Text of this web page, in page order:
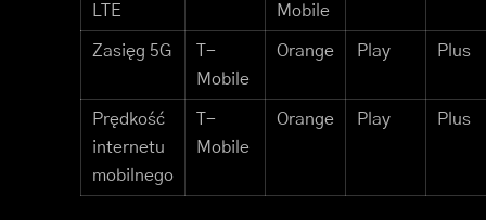
LTE
Mobile
Zasięg 5G
T-
Mobile
Orange Play Plus
Prędkość
internetu
mobilnego
T-
Mobile
Orange Play Plus